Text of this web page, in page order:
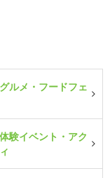
グルメ・フードフェ
体験イベント・アク